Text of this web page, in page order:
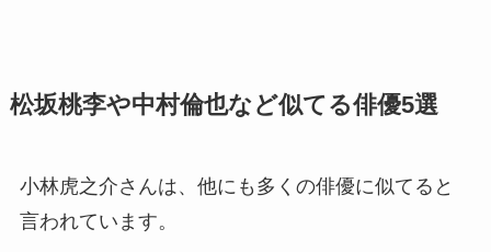
松坂桃李や中村倫也など似てる俳優5選
小林虎之介さんは、他にも多くの俳優に似てると
言われています。